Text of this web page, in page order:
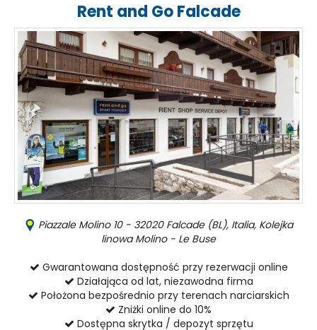
Rent and Go Falcade
Piazzale Molino 10 - 32020 Falcade (BL), Italia, Kolejka
linowa Molino - Le Buse
Gwarantowana dostępność przy rezerwacji online
Działająca od lat, niezawodna firma
Położona bezpośrednio przy terenach narciarskich
Zniżki online do 10%
Dostępna skrytka / depozyt sprzętu